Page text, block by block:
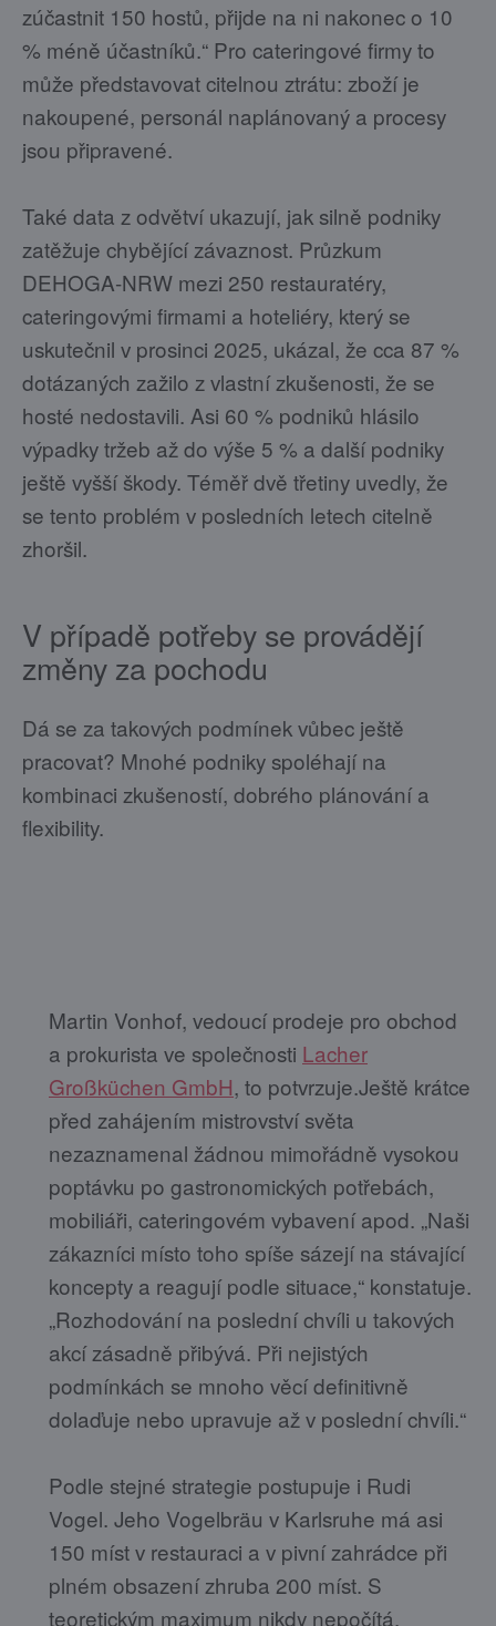
zúčastnit 150 hostů, přijde na ni nakonec o 10
% méně účastníků.“ Pro cateringové firmy to
může představovat citelnou ztrátu: zboží je
nakoupené, personál naplánovaný a procesy
jsou připravené.
Také data z odvětví ukazují, jak silně podniky
zatěžuje chybějící závaznost. Průzkum
DEHOGA-NRW mezi 250 restauratéry,
cateringovými firmami a hoteliéry, který se
uskutečnil v prosinci 2025, ukázal, že cca 87 %
dotázaných zažilo z vlastní zkušenosti, že se
hosté nedostavili. Asi 60 % podniků hlásilo
výpadky tržeb až do výše 5 % a další podniky
ještě vyšší škody. Téměř dvě třetiny uvedly, že
se tento problém v posledních letech citelně
zhoršil.
V případě potřeby se provádějí
změny za pochodu
Dá se za takových podmínek vůbec ještě
pracovat? Mnohé podniky spoléhají na
kombinaci zkušeností, dobrého plánování a
flexibility.
Martin Vonhof, vedoucí prodeje pro obchod
a prokurista ve společnosti Lacher
Großküchen GmbH, to potvrzuje.Ještě krátce
před zahájením mistrovství světa
nezaznamenal žádnou mimořádně vysokou
poptávku po gastronomických potřebách,
mobiliáři, cateringovém vybavení apod. „Naši
zákazníci místo toho spíše sázejí na stávající
koncepty a reagují podle situace,“ konstatuje.
„Rozhodování na poslední chvíli u takových
akcí zásadně přibývá. Při nejistých
podmínkách se mnoho věcí definitivně
dolaďuje nebo upravuje až v poslední chvíli.“
Podle stejné strategie postupuje i Rudi
Vogel. Jeho Vogelbräu v Karlsruhe má asi
150 míst v restauraci a v pivní zahrádce při
plném obsazení zhruba 200 míst. S
teoretickým maximum nikdy nepočítá.